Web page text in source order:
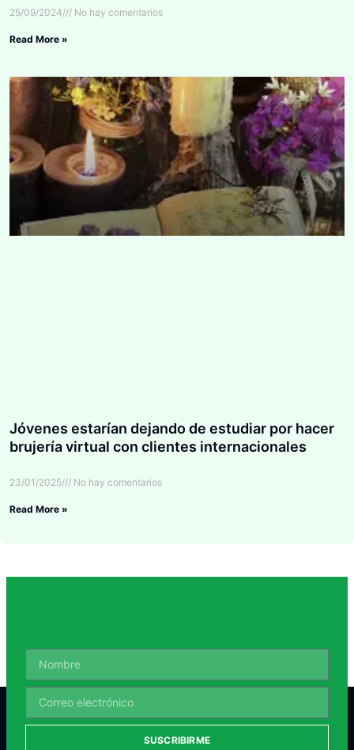
25/09/2024 No hay comentarios
Read More »
Jóvenes estarían dejando de estudiar por hacer
brujería virtual con clientes internacionales
23/01/2025 No hay comentarios
Read More »
SUSCRIBIRME